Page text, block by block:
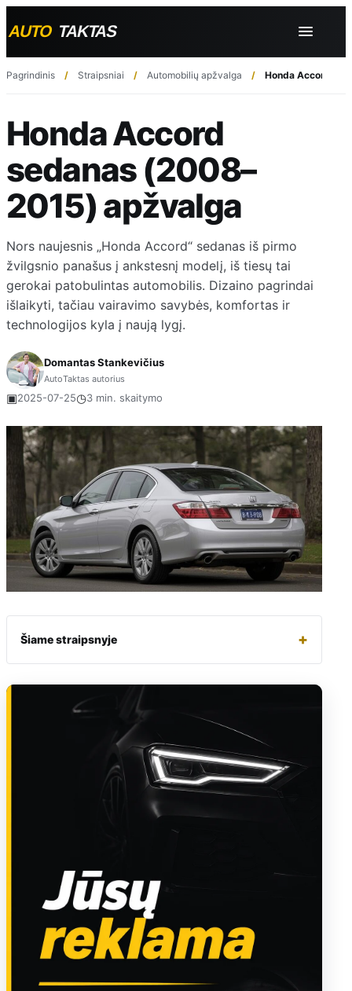
Pagrindinis Straipsniai Automobilių apžvalga Honda Accord
Honda Accord
sedanas (2008–
2015) apžvalga
Nors naujesnis „Honda Accord“ sedanas iš pirmo
žvilgsnio panašus į ankstesnį modelį, iš tiesų tai
gerokai patobulintas automobilis. Dizaino pagrindai
išlaikyti, tačiau vairavimo savybės, komfortas ir
technologijos kyla į naują lygį.
Domantas Stankevičius
AutoTaktas autorius
▣2025-07-25◷3 min. skaitymo
Šiame straipsnyje +